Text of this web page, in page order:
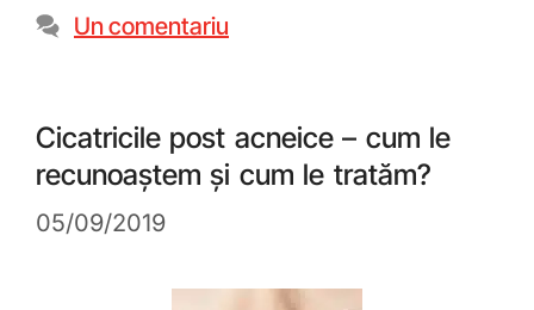
Un comentariu
Cicatricile post acneice – cum le
recunoaștem și cum le tratăm?
05/09/2019